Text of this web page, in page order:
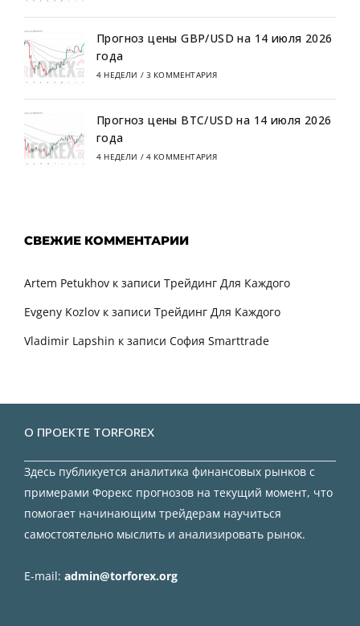
Прогноз цены GBP/USD на 14 июля 2026
года
4 НЕДЕЛИ / 3 КОММЕНТАРИЯ
Прогноз цены BTC/USD на 14 июля 2026
года
4 НЕДЕЛИ / 4 КОММЕНТАРИЯ
СВЕЖИЕ КОММЕНТАРИИ
Artem Petukhov к записи Трейдинг Для Каждого
Evgeny Kozlov к записи Трейдинг Для Каждого
Vladimir Lapshin к записи София Smarttrade
О ПРОЕКТЕ TORFOREX
Здесь публикуется аналитика финансовых рынков с
примерами Форекс прогнозов на текущий момент, что
помогает начинающим трейдерам научиться
самостоятельно мыслить и анализировать рынок.
E-mail: admin@torforex.org